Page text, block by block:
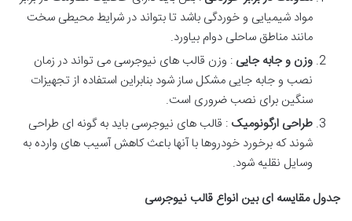
مواد شیمیایی و خوردگی باشد تا بتواند در شرایط محیطی سخت
مانند مناطق ساحلی دوام بیاورد.
وزن و جابه جایی : وزن قالب های نیوجرسی می تواند در زمان
نصب و جابه جایی مشکل ساز شود بنابراین استفاده از تجهیزات
سنگین برای نصب ضروری است.
طراحی ارگونومیک : قالب های نیوجرسی باید به گونه ای طراحی
شوند که برخورد خودروها با آنها باعث کاهش آسیب های وارده به
وسایل نقلیه شود.
جدول مقایسه ای بین انواع قالب نیوجرسی